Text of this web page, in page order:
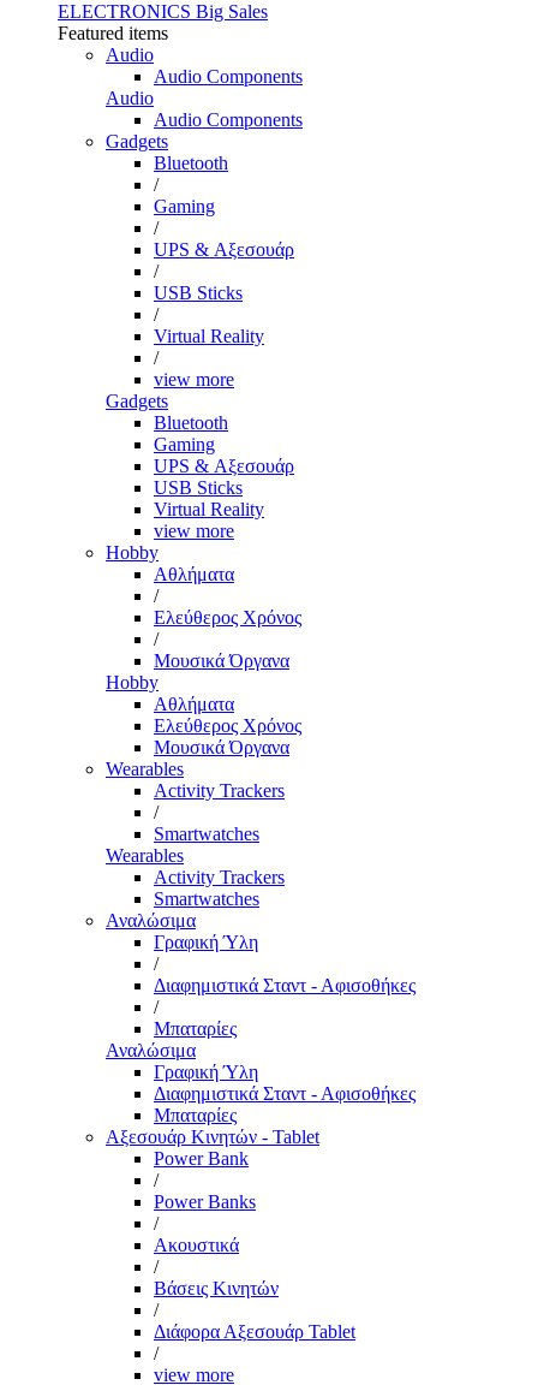
ELECTRONICS Big Sales
Featured items
Audio
Audio Components
Audio
Audio Components
Gadgets
Bluetooth
/
Gaming
/
UPS & Αξεσουάρ
/
USB Sticks
/
Virtual Reality
/
view more
Gadgets
Bluetooth
Gaming
UPS & Αξεσουάρ
USB Sticks
Virtual Reality
view more
Hobby
Αθλήματα
/
Ελεύθερος Χρόνος
/
Μουσικά Όργανα
Hobby
Αθλήματα
Ελεύθερος Χρόνος
Μουσικά Όργανα
Wearables
Activity Trackers
/
Smartwatches
Wearables
Activity Trackers
Smartwatches
Αναλώσιμα
Γραφική Ύλη
/
Διαφημιστικά Σταντ - Αφισοθήκες
/
Μπαταρίες
Αναλώσιμα
Γραφική Ύλη
Διαφημιστικά Σταντ - Αφισοθήκες
Μπαταρίες
Αξεσουάρ Κινητών - Tablet
Power Bank
/
Power Banks
/
Ακουστικά
/
Βάσεις Κινητών
/
Διάφορα Αξεσουάρ Tablet
/
view more